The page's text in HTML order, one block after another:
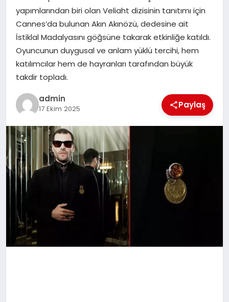
EKONOMI
SAĞLIK
DÜNYA
EĞITIM
yapımlarından biri olan Veliaht dizisinin tanıtımı için
Cannes’da bulunan Akın Akınözü, dedesine ait
İstiklal Madalyasını göğsüne takarak etkinliğe katıldı.
Oyuncunun duygusal ve anlam yüklü tercihi, hem
katılımcılar hem de hayranları tarafından büyük
takdir topladı.
admin
17 Ekim 2025 Paylaş